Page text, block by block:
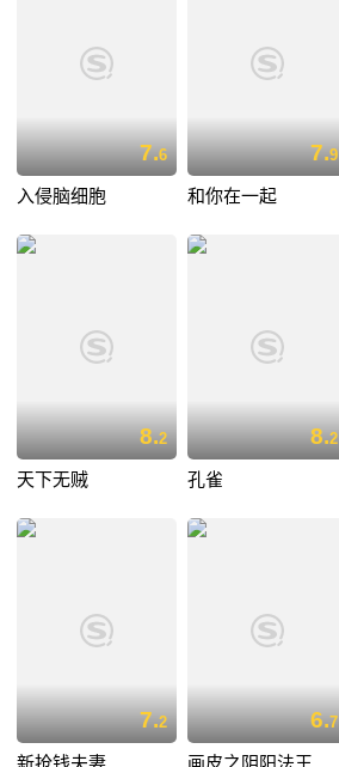
7.6
入侵脑细胞
7.9
和你在一起
8.2
天下无贼
8.2
孔雀
7.2 6.7